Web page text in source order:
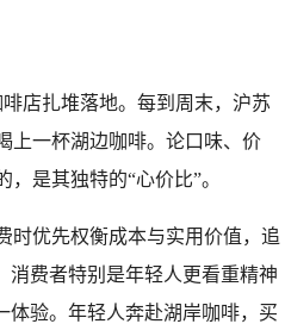
店扎堆落地。每到周末，沪苏
上一杯湖边咖啡。论口味、价
是其独特的“心价比”。
时优先权衡成本与实用价值，追
消费者特别是年轻人更看重精神
体验。年轻人奔赴湖岸咖啡，买